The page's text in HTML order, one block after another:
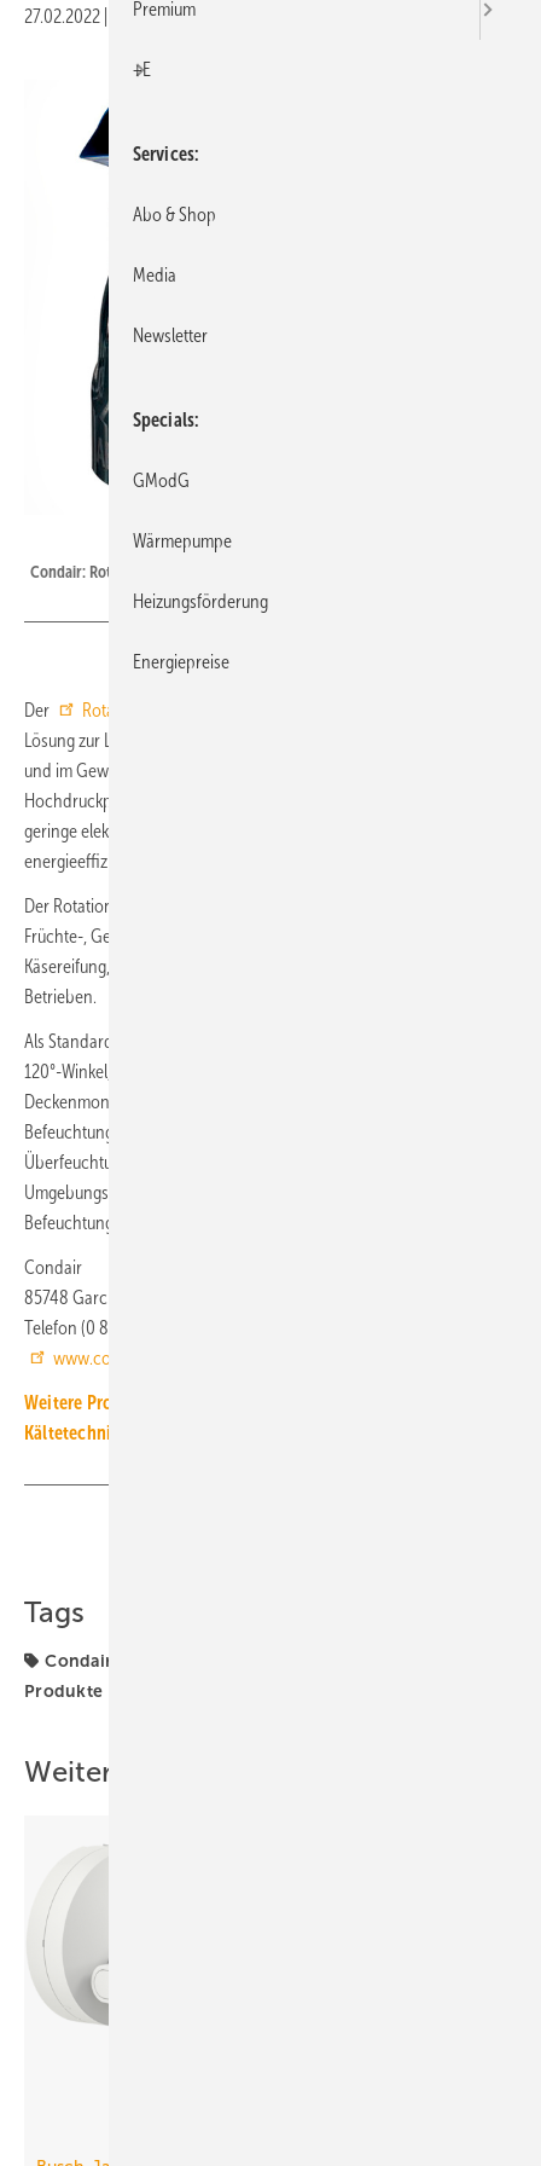
27.02.2022 Veröffentlicht in
Condair: Rotationszerstäuber ABS3.
Der Rotationszerstäuber Condair ABS3
Lösung zur Luftbefeuchtung für die industrielle Produktion, für Lager
und im Gewerbe. Durch die Wasserverteilung ohne eine
Hochdruckpumpe oder einen Luftkompressor hat der ABS3 nur eine
geringe elektrische Leistungsaufnahme und arbeitet somit höchst
energieeffizient.
Der Rotationszerstäuber ist universell einsetzbar, beispielsweise im
Früchte-, Gemüse- und Papierlager, in Druckereien, bei der Wein- und
Käsereifung, in der Textilindustrie oder in Holz verarbeitenden
Betrieben.
Als Standardversion verteilt der Luftbefeuchter den Sprühnebel im
120°-Winkel, für Spezialanwendungen ist ein 360°-Modell zur
Deckenmontage erhältlich. Zudem passt der ABS3 seine
Befeuchtungsleistung präzise an die Gegebenheiten an, wodurch eine
Überfeuchtung zuverlässig verhindert werden kann, auch wenn die
Umgebungsbedingungen schwanken. Er verfügt über
Befeuchtungsleistungen von 1,0 bis 6,5 l/h.
Condair
85748 Garching
Telefon (0 89) 2 07 00 80
www.condair.de
Weitere Produkt-Meldungen zum Thema Luft-, Klima- und
Kältetechnik
Tags
Condair
Produkte
Weitere Inhalte
Premium
+E
Services
Abo & Shop
Media
Newsletter
Specials
GModG
Wärmepumpe
Heizungsförderung
Energiepreise